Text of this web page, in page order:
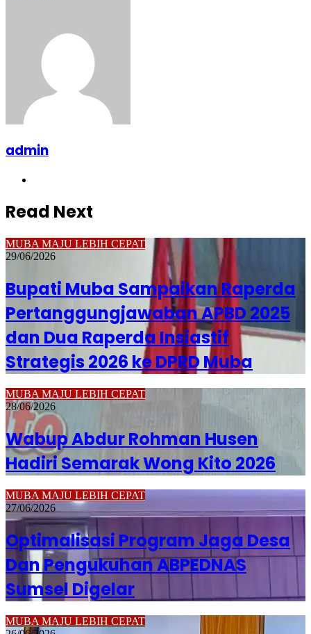
admin
Read Next
MUBA MAJU LEBIH CEPAT
29/06/2026
Bupati Muba Sampaikan Raperda
Pertanggungjawaban APBD 2025
dan Dua Raperda Insiastif
Strategis 2026 ke DPRD Muba
MUBA MAJU LEBIH CEPAT
28/06/2026
Wabup Abdur Rohman Husen
Hadiri Semarak Wong Kito 2026
MUBA MAJU LEBIH CEPAT
27/06/2026
Optimalisasi Program Jaga Desa
Dan Pengukuhan ABPEDNAS
Sumsel Digelar
MUBA MAJU LEBIH CEPAT